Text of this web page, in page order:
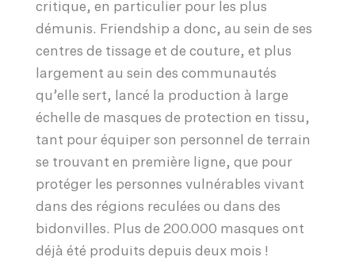
critique, en particulier pour les plus
démunis. Friendship a donc, au sein de ses
centres de tissage et de couture, et plus
largement au sein des communautés
qu’elle sert, lancé la production à large
échelle de masques de protection en tissu,
tant pour équiper son personnel de terrain
se trouvant en première ligne, que pour
protéger les personnes vulnérables vivant
dans des régions reculées ou dans des
bidonvilles. Plus de 200.000 masques ont
déjà été produits depuis deux mois !